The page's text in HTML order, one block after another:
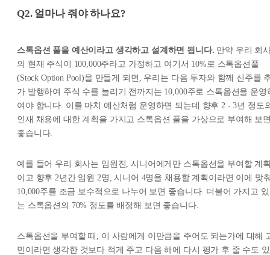
Q2. 얼마나 줘야 하나요?
스톡옵션 풀을 예산이라고 생각하고 설계하면 됩니다. 만약 우리 회
의 현재 주식이 100,000주라고 가정하고 여기서 10%로 스톡옵션풀
(Stock Option Pool)을 만들게 되면, 우리는 다음 투자와 함께 신주를
가 발행하여 주식 수를 늘리기 전까지는 10,000주로 스톡옵션을 운영
여야 합니다. 이를 마치 예산처럼 운영하면 되는데 향후 2 - 3년 정도
인재 채용에 대한 계획을 가지고 스톡옵션 풀을 가상으로 부여해 보
좋습니다.
예를 들어 우리 회사는 임원진, 시니어에게만 스톡옵션을 부여할 계
이고 향후 2년간 임원 2명, 시니어 4명을 채용할 계획이라면 이에 맞
10,000주를 조금 보수적으로 나누어 보면 좋습니다. 더불어 가지고 있
는 스톡옵션의 70% 정도를 배정해 보면 좋습니다.
스톡옵션을 부여할 때, 이 사람에게 이만큼을 주어도 되는가에 대해
민이라면 생각한 것보다 적게 주고 다음 해에 다시 평가 후 줄 수도 있